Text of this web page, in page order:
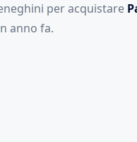
per acquistare
anno fa.